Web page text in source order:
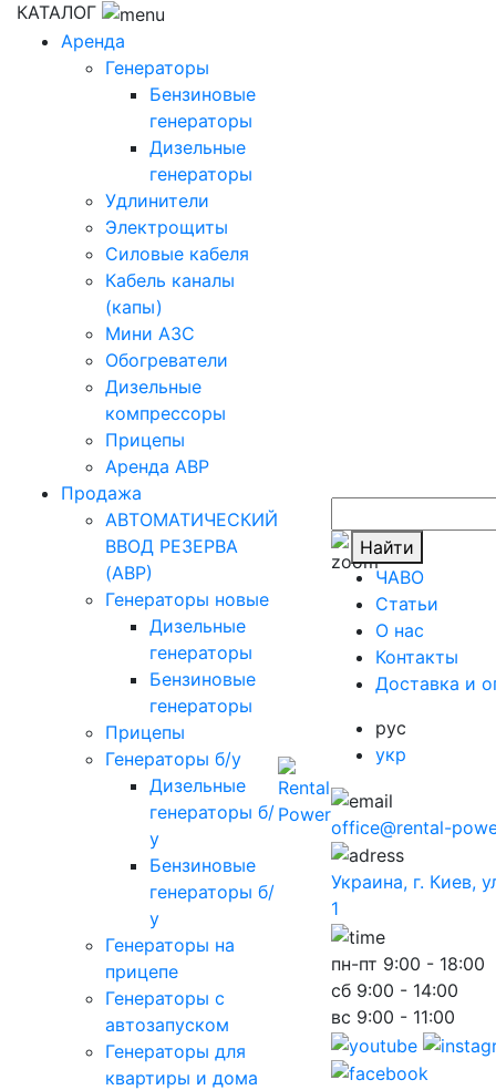
КАТАЛОГ
Аренда
Генераторы
Бензиновые
генераторы
Дизельные
генераторы
Удлинители
Электрощиты
Силовые кабеля
Кабель каналы
(капы)
Мини АЗС
Обогреватели
Дизельные
компрессоры
Прицепы
Аренда АВР
Продажа
АВТОМАТИЧЕСКИЙ
ВВОД РЕЗЕРВА
(АВР)
Генераторы новые
Дизельные
генераторы
Бензиновые
генераторы
Прицепы
Генераторы б/у
Дизельные
генераторы б/
у
Бензиновые
генераторы б/
у
Генераторы на
прицепе
Генераторы с
автозапуском
Генераторы для
квартиры и дома
Найти
ЧАВО
Cтатьи
O нас
Контакты
Доставка и
рус
укр
office@rental-
Украина, г. Киев,
1
пн-пт 9:00 - 18:00
сб 9:00 - 14:00
вс 9:00 - 11:00